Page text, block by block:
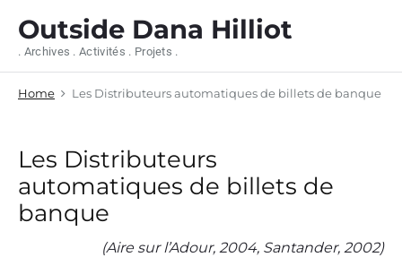
Outside Dana Hilliot
. Archives . Activités . Projets .
Home Les Distributeurs automatiques de billets de banque
Les Distributeurs
automatiques de billets de
banque
(Aire sur l’Adour, 2004, Santander, 2002)